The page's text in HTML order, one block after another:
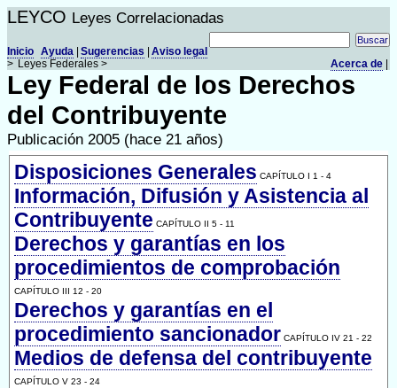
LEYCO Leyes Correlacionadas
Aviso legal
Sugerencias
Ayuda
Acerca de
Inicio
> Leyes Federales >
Ley Federal de los Derechos
del Contribuyente
Publicación 2005 (hace 21 años)
Disposiciones Generales CAPÍTULO I 1 - 4
Información, Difusión y Asistencia al
Contribuyente CAPÍTULO II 5 - 11
Derechos y garantías en los
procedimientos de comprobación
CAPÍTULO III 12 - 20
Derechos y garantías en el
procedimiento sancionador CAPÍTULO IV 21 - 22
Medios de defensa del contribuyente
CAPÍTULO V 23 - 24